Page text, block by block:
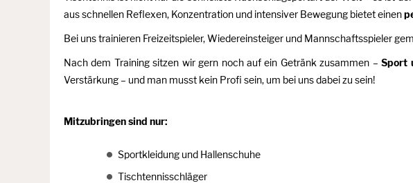
aus schnellen Reflexen, Konzentration und intensiver Bewegung bietet einen
Bei uns trainieren Freizeitspieler, Wiedereinsteiger und Mannschaftsspieler
Nach dem Training sitzen wir gern noch auf ein Getränk zusammen –Sport
Verstärkung – und man musst kein Profi sein, um bei uns dabei zu sein!
Mitzubringen sind nur:
Sportkleidung und Hallenschuhe
Tischtennisschläger